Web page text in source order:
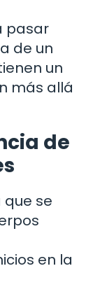
pasar
de un
un
más allá
de
se
en la